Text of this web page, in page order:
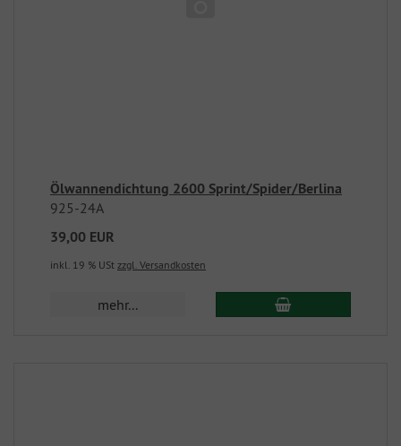
Ölwannendichtung 2600 Sprint/Spider/Berlina
925-24A
39,00 EUR
inkl. 19 % USt zzgl. Versandkosten
mehr...